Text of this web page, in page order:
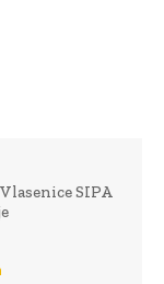
SIPA